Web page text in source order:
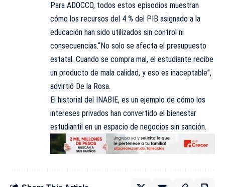
Para ADOCCO, todos estos episodios muestran
cómo los recursos del 4 % del PIB asignado a la
educación han sido utilizados sin control ni
consecuencias.“No solo se afecta el presupuesto
estatal. Cuando se compra mal, el estudiante recibe
un producto de mala calidad, y eso es inaceptable”,
advirtió De la Rosa.
El historial del INABIE, es un ejemplo de cómo los
intereses privados han convertido el bienestar
estudiantil en un espacio de negocios sin sanción.